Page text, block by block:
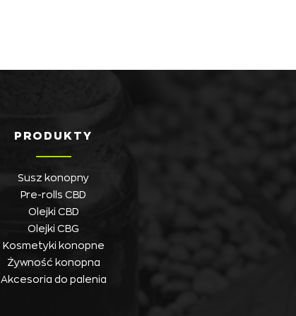
PRODUKTY
Susz konopny
Pre-rolls CBD
Olejki CBD
Olejki CBG
Kosmetyki konopne
Żywność konopna
Akcesoria do palenia